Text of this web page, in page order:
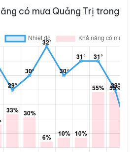
có mưa Quảng Trị trong